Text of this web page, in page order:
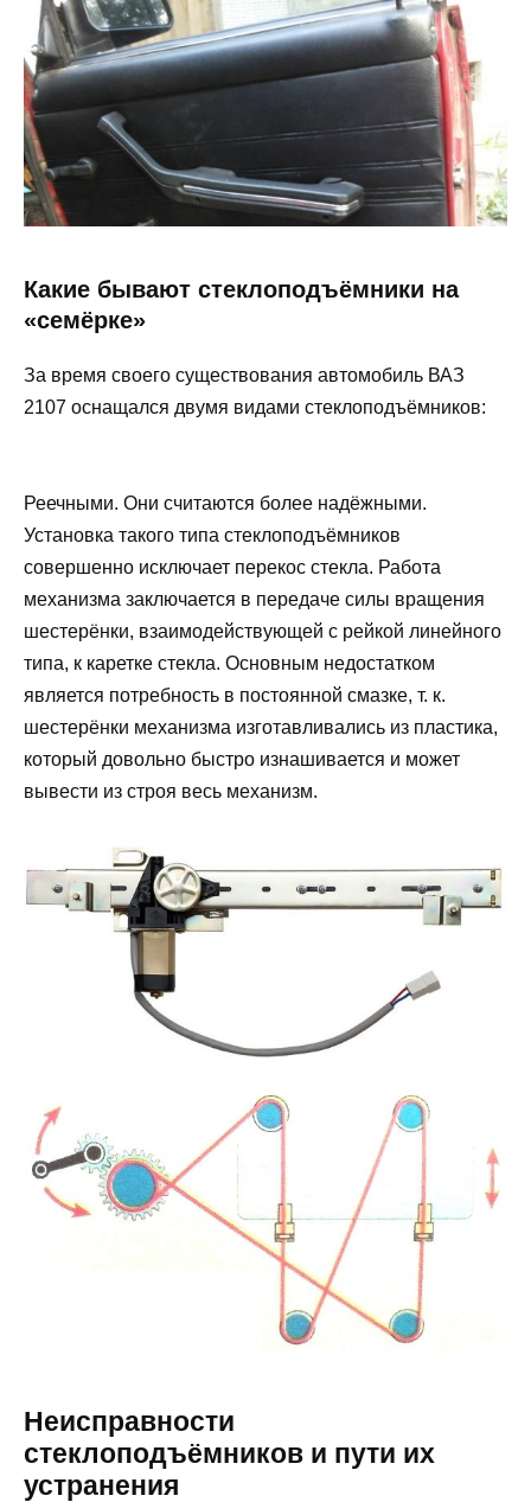
Какие бывают стеклоподъёмники на
«семёрке»
За время своего существования автомобиль ВАЗ
2107 оснащался двумя видами стеклоподъёмников:
Реечными. Они считаются более надёжными.
Установка такого типа стеклоподъёмников
совершенно исключает перекос стекла. Работа
механизма заключается в передаче силы вращения
шестерёнки, взаимодействующей с рейкой линейного
типа, к каретке стекла. Основным недостатком
является потребность в постоянной смазке, т. к.
шестерёнки механизма изготавливались из пластика,
который довольно быстро изнашивается и может
вывести из строя весь механизм.
Неисправности
стеклоподъёмников и пути их
устранения